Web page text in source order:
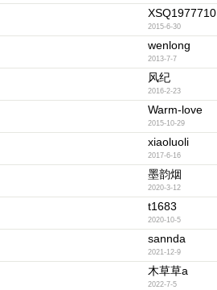
XSQ1977710
2015-6-30
wenlong
2013-7-7
风纪
2016-2-23
Warm-love
2015-10-29
xiaoluoli
2017-6-16
墨韵烟
2020-3-12
t1683
2020-10-5
sannda
2021-12-9
木草草a
2022-7-5